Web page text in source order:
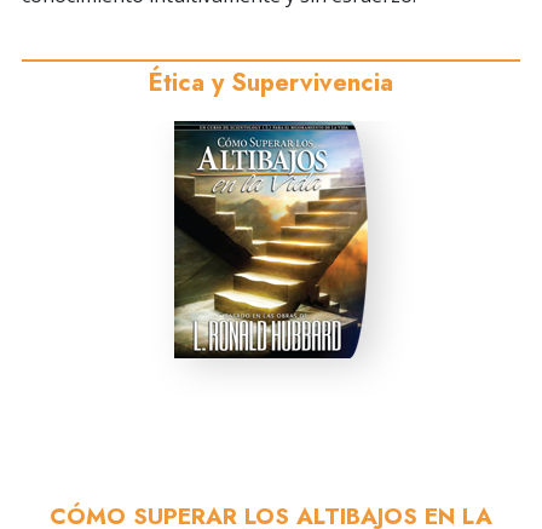
Ética y Supervivencia
CÓMO SUPERAR LOS ALTIBAJOS EN LA